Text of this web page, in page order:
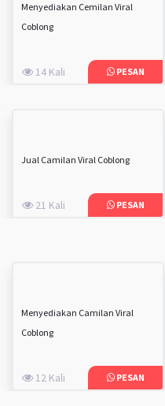
Menyediakan Cemilan Viral
Coblong
14 Kali PESAN
Jual Camilan Viral Coblong
21 Kali PESAN
Menyediakan Camilan Viral
Coblong
12 Kali PESAN